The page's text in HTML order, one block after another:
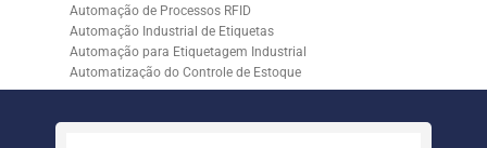
Automação de Processos RFID
Automação Industrial de Etiquetas
Automação para Etiquetagem Industrial
Automatização do Controle de Estoque
Controle de Estoque com RFID